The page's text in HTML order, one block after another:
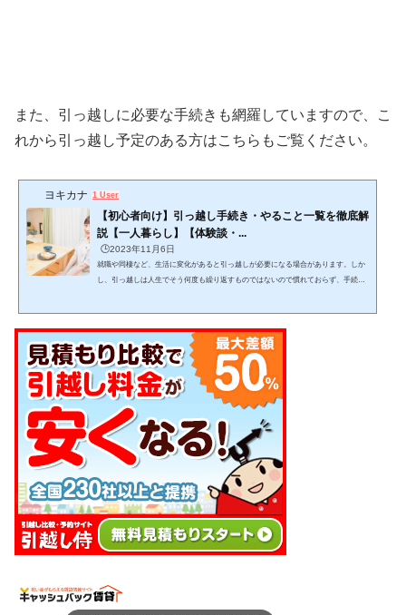
また、引っ越しに必要な手続きも網羅していますので、こ
れから引っ越し予定のある方はこちらもご覧ください。
ヨキカナ 1 User
【初心者向け】引っ越し手続き・やること一覧を徹底解
説【一人暮らし】【体験談・...
🕒️2023年11月6日
就職や同棲など、生活に変化があると引っ越しが必要になる場合があります。しか
し、引っ越しは人生でそう何度も繰り返すものではないので慣れておらず、手続き
をこなし、失敗しない引っ越しを目指して下さい。 引っ越しは日数がかかりスケジ
ュール管理が必要で、見落としも発生し...